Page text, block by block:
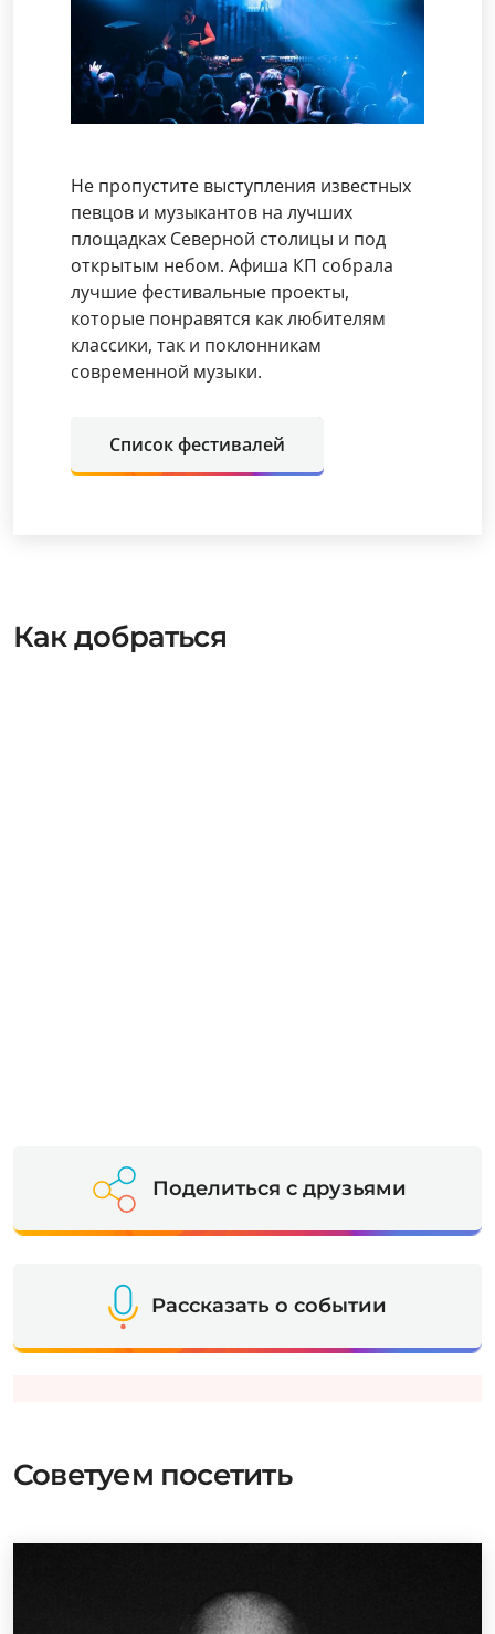
Не пропустите выступления известных
певцов и музыкантов на лучших
площадках Северной столицы и под
открытым небом. Афиша КП собрала
лучшие фестивальные проекты,
которые понравятся как любителям
классики, так и поклонникам
современной музыки.
Список фестивалей
Как добраться
Поделиться с друзьями
Рассказать о событии
Советуем посетить